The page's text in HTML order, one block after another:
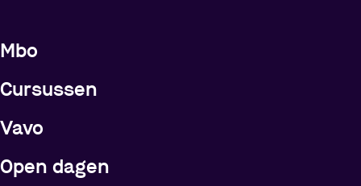
Meer over de opleidingen
Mbo
Cursussen
Vavo
Open dagen